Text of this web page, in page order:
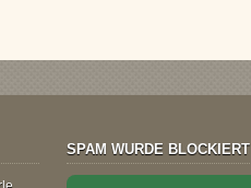
SPAM WURDE BLOCKIERT